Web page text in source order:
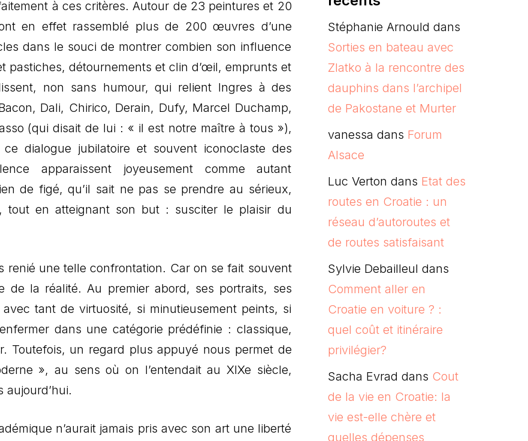
à ces critères. Autour de 23 peintures et 20
en effet rassemblé plus de 200 œuvres d’une
dans le souci de montrer combien son influence
pastiches, détournements et clin d’œil, emprunts et
non sans humour, qui relient Ingres à des
Dali, Chirico, Derain, Dufy, Marcel Duchamp,
(qui disait de lui : « il est notre maître à tous »),
dialogue jubilatoire et souvent iconoclaste des
apparaissent joyeusement comme autant
de figé, qu’il sait ne pas se prendre au sérieux,
tout en atteignant son but : susciter le plaisir du
renié une telle confrontation. Car on se fait souvent
de la réalité. Au premier abord, ses portraits, ses
tant de virtuosité, si minutieusement peints, si
dans une catégorie prédéfinie : classique,
Toutefois, un regard plus appuyé nous permet de
», au sens où on l’entendait au XIXe siècle,
n’aurait jamais pris avec son art une liberté
Stéphanie Arnould dans
Sorties en bateau avec
Zlatko à la rencontre des
dauphins dans l’archipel
de Pakostane et Murter
vanessa dans Forum
Alsace
Luc Verton dans Etat des
routes en Croatie : un
réseau d’autoroutes et
de routes satisfaisant
Sylvie Debailleul dans
Comment aller en
Croatie en voiture ? :
quel coût et itinéraire
privilégier?
Sacha Evrad dans Cout
de la vie en Croatie: la
vie est-elle chère et
quelles dépenses